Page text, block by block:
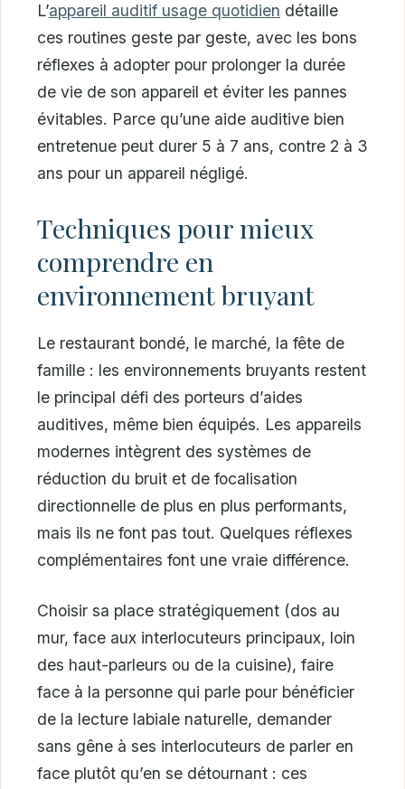
L’appareil auditif usage quotidien détaille
ces routines geste par geste, avec les bons
réflexes à adopter pour prolonger la durée
de vie de son appareil et éviter les pannes
évitables. Parce qu’une aide auditive bien
entretenue peut durer 5 à 7 ans, contre 2 à 3
ans pour un appareil négligé.
Techniques pour mieux
comprendre en
environnement bruyant
Le restaurant bondé, le marché, la fête de
famille : les environnements bruyants restent
le principal défi des porteurs d’aides
auditives, même bien équipés. Les appareils
modernes intègrent des systèmes de
réduction du bruit et de focalisation
directionnelle de plus en plus performants,
mais ils ne font pas tout. Quelques réflexes
complémentaires font une vraie différence.
Choisir sa place stratégiquement (dos au
mur, face aux interlocuteurs principaux, loin
des haut-parleurs ou de la cuisine), faire
face à la personne qui parle pour bénéficier
de la lecture labiale naturelle, demander
sans gêne à ses interlocuteurs de parler en
face plutôt qu’en se détournant : ces